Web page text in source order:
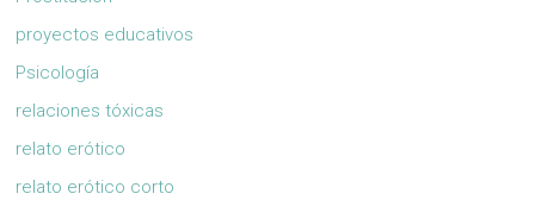
proyectos educativos
Psicología
relaciones tóxicas
relato erótico
relato erótico corto